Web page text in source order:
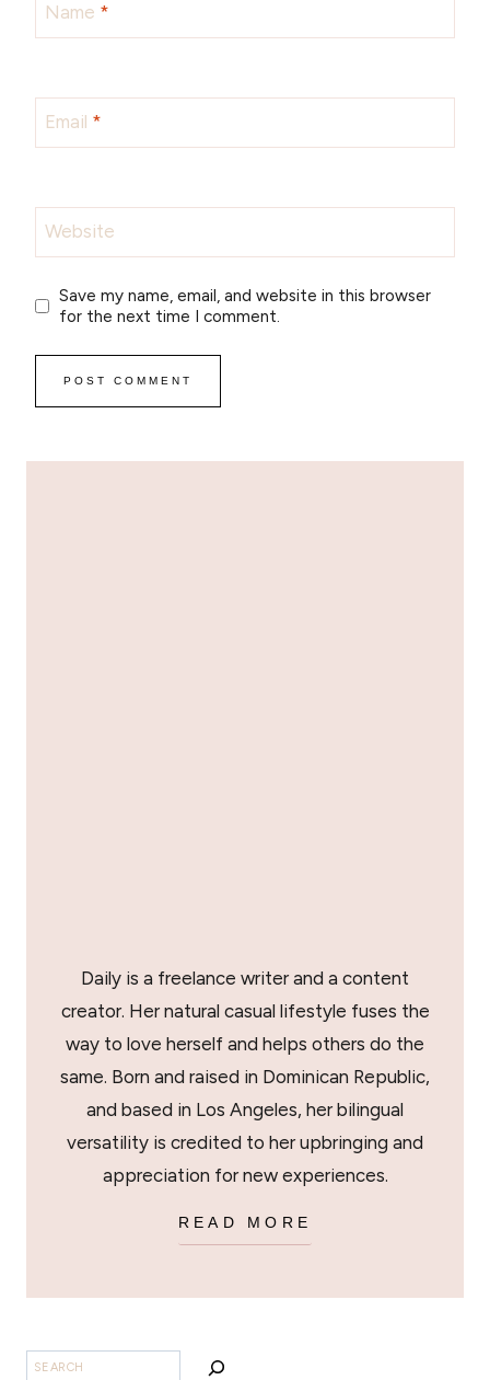
Name *
Email *
Website
Save my name, email, and website in this browser
for the next time I comment.
Daily is a freelance writer and a content
creator. Her natural casual lifestyle fuses the
way to love herself and helps others do the
same. Born and raised in Dominican Republic,
and based in Los Angeles, her bilingual
versatility is credited to her upbringing and
appreciation for new experiences.
READ MORE